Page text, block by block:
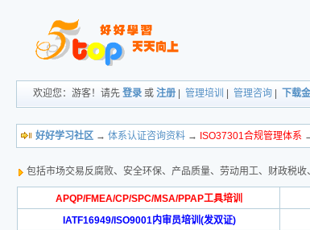
欢迎您：游客！请先登录 或注册 |管理培训 |管理咨询 下载
好好学习社区 →体系认证咨询资料 → ISO37301合规管理体系
包括市场交易反腐败、安全环保、产品质量、劳动用工、财政税
APQP/FMEA/CP/SPC/MSA/PPAP工具培训
IATF16949/ISO9001内审员培训(发双证)